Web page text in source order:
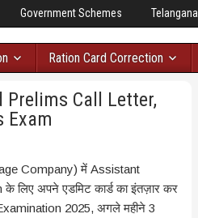
Government Schemes Telangana
Ration Card Correction
Prelims Call Letter,
Exam
Company) में Assistant
अपने एडमिट कार्ड का इंतज़ार कर
2025, अगले महीने 3